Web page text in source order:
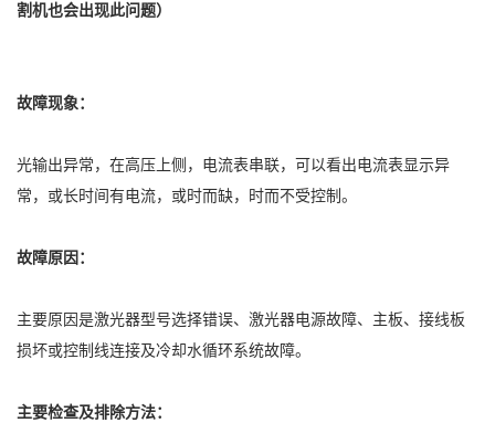
割机也会出现此问题）
故障现象：
光输出异常，在高压上侧，电流表串联，可以看出电流表显示异
常，或长时间有电流，或时而缺，时而不受控制。
故障原因：
主要原因是激光器型号选择错误、激光器电源故障、主板、接线板
损坏或控制线连接及冷却水循环系统故障。
主要检查及排除方法：